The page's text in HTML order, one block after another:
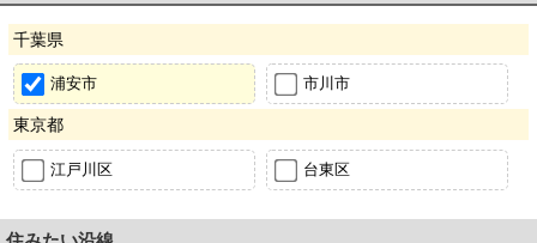
千葉県
浦安市 市川市
東京都
江戸川区 台東区